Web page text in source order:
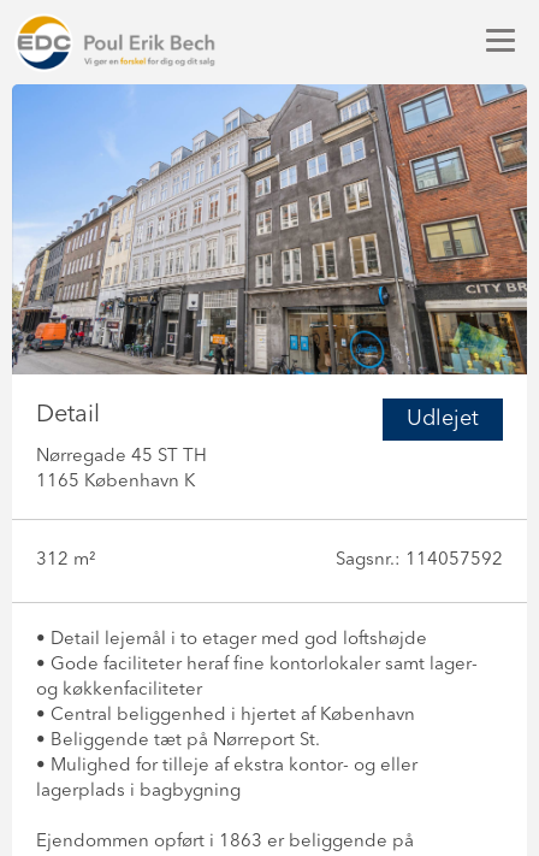
Udlejet
Detail
Nørregade 45 ST TH
1165 København K
312 m² Sagsnr.: 114057592
• Detail lejemål i to etager med god loftshøjde
• Gode faciliteter heraf fine kontorlokaler samt lager-
og køkkenfaciliteter
• Central beliggenhed i hjertet af København
• Beliggende tæt på Nørreport St.
• Mulighed for tilleje af ekstra kontor- og eller
lagerplads i bagbygning
Ejendommen opført i 1863 er beliggende på